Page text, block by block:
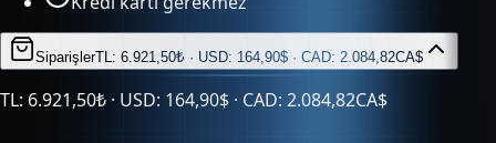
SiparişlerTL: 6.921,50₺ · USD: 164,90$ · CAD: 2.084,82CA$
TL: 6.921,50₺ · USD: 164,90$ · CAD: 2.084,82CA$